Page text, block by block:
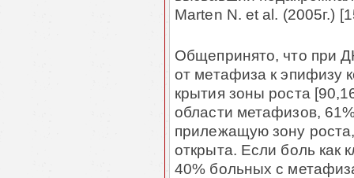
Marten N. et al. (2005г.)
Общепринято, что при
от метафиза к эпи­физу
крытия зоны роста
области метафизов,
прилежащую зону
открыта. Если боль как
40% больных с